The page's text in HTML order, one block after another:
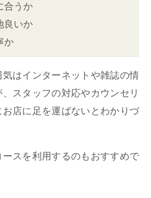
合うか
良いか
か
はインターネットや雑誌の情
スタッフの対応やカウンセリ
店に足を運ばないとわかりづ
スを利用するのもおすすめで